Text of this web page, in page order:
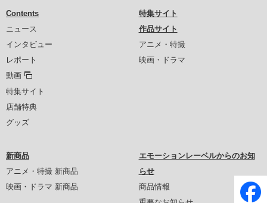
Contents
ニュース
インタビュー
レポート
動画
特集サイト
店舗特典
グッズ
特集サイト
作品サイト
アニメ・特撮
映画・ドラマ
新商品
アニメ・特撮 新商品
映画・ドラマ 新商品
エモーションレーベルからのお知
らせ
商品情報